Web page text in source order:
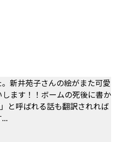
新井苑子さんの絵がまた可愛
ます！！ボームの死後に書か
と呼ばれる話も翻訳されれば